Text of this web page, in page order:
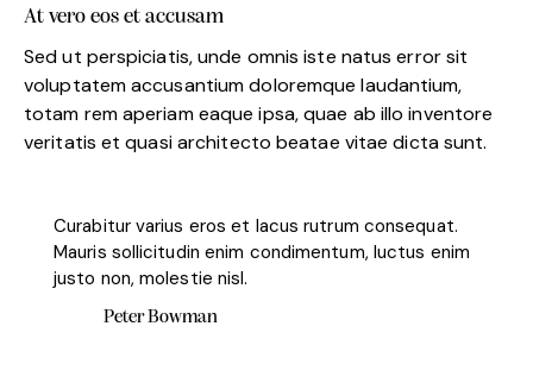
At vero eos et accusam
Sed ut perspiciatis, unde omnis iste natus error sit
voluptatem accusantium doloremque laudantium,
totam rem aperiam eaque ipsa, quae ab illo inventore
veritatis et quasi architecto beatae vitae dicta sunt.
Curabitur varius eros et lacus rutrum consequat.
Mauris sollicitudin enim condimentum, luctus enim
justo non, molestie nisl.
Peter Bowman